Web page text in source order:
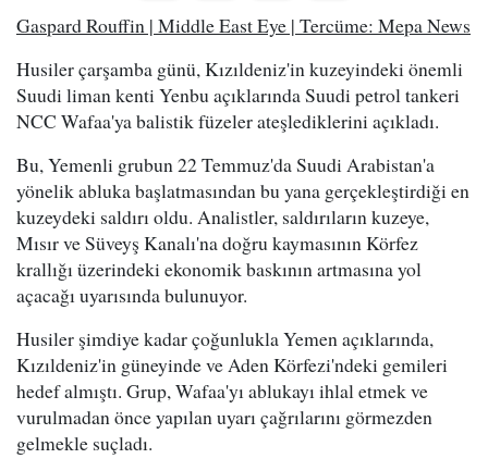
Gaspard Rouffin | Middle East Eye | Tercüme: Mepa News
Husiler çarşamba günü, Kızıldeniz'in kuzeyindeki önemli
Suudi liman kenti Yenbu açıklarında Suudi petrol tankeri
NCC Wafaa'ya balistik füzeler ateşlediklerini açıkladı.
Bu, Yemenli grubun 22 Temmuz'da Suudi Arabistan'a
yönelik abluka başlatmasından bu yana gerçekleştirdiği en
kuzeydeki saldırı oldu. Analistler, saldırıların kuzeye,
Mısır ve Süveyş Kanalı'na doğru kaymasının Körfez
krallığı üzerindeki ekonomik baskının artmasına yol
açacağı uyarısında bulunuyor.
Husiler şimdiye kadar çoğunlukla Yemen açıklarında,
Kızıldeniz'in güneyinde ve Aden Körfezi'ndeki gemileri
hedef almıştı. Grup, Wafaa'yı ablukayı ihlal etmek ve
vurulmadan önce yapılan uyarı çağrılarını görmezden
gelmekle suçladı.